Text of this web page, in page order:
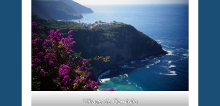
Village de Corniglia